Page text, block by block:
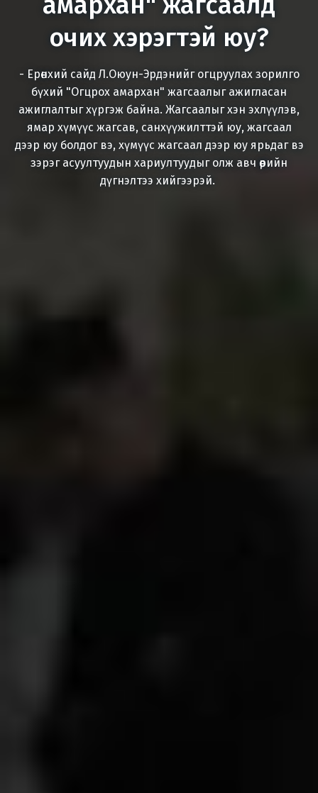
очих хэрэгтэй юу?
- Ерөнхий сайд Л.Оюун-Эрдэнийг огцруулах зорилго
бүхий "Огцрох амархан" жагсаалыг ажигласан
ажиглалтыг хүргэж байна. Жагсаалыг хэн эхлүүлэв,
ямар хүмүүс жагсав, санхүүжилттэй юу, жагсаал
дээр юу болдог вэ, хүмүүс жагсаал дээр юу ярьдаг вэ
зэрэг асуултуудын хариултуудыг олж авч өөрийн
дүгнэлтээ хийгээрэй.